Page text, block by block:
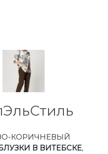
КОРИЧНЕВЫЙ
В ВИТЕБСКЕ,